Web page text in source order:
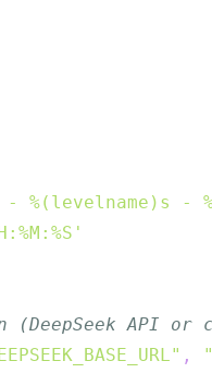
%(levelname)s -
API or
,